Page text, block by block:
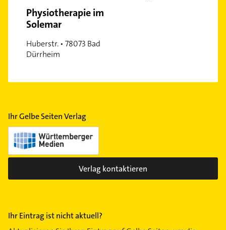
Physiotherapie im
Solemar
Huberstr. • 78073 Bad
Dürrheim
Ihr Gelbe Seiten Verlag
Verlag kontaktieren
Ihr Eintrag ist nicht aktuell?